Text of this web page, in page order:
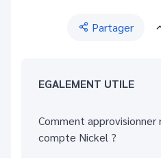
Partager
EGALEMENT UTILE
Comment approvisionner
compte Nickel ?